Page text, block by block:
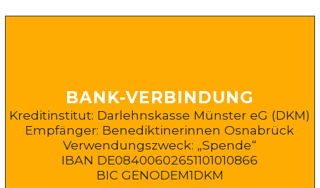
BANK-VERBINDUNG
Kreditinstitut: Darlehnskasse Münster eG (DKM)
Empfänger: Benediktinerinnen Osnabrück
Verwendungszweck: „Spende“
IBAN DE08400602651101010866
BIC GENODEM1DKM